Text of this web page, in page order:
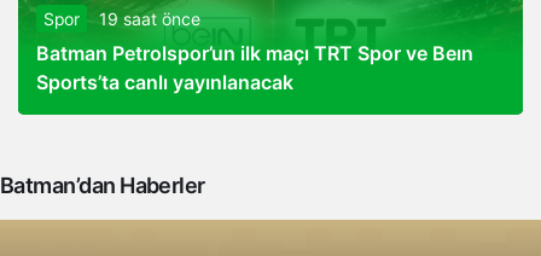
Spor 19 saat önce
Batman Petrolspor’un ilk maçı TRT Spor ve Beın
Sports’ta canlı yayınlanacak
Batman’dan Haberler